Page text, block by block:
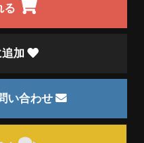
る
加
い合わせ